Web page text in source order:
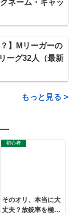
ネーム・キャッ
】Mリーガーの
ーグ32人（最新
もっと見る >
―
初心者
そのオリ、本当に大
丈夫？放銃率を極限